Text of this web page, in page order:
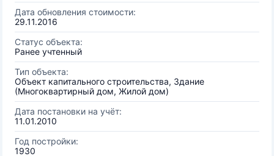
Дата обновления стоимости:
29.11.2016
Статус объекта:
Ранее учтенный
Тип объекта:
Объект капитального строительства, Здание
(Многоквартирный дом, Жилой дом)
Дата постановки на учёт:
11.01.2010
Год постройки:
1930